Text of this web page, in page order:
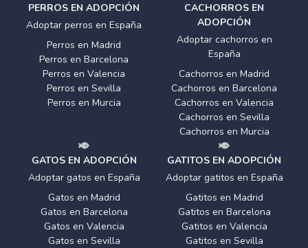
PERROS EN ADOPCIÓN
Adoptar perros en España
Perros en Madrid
Perros en Barcelona
Perros en Valencia
Perros en Sevilla
Perros en Murcia
CACHORROS EN
ADOPCIÓN
Adoptar cachorros en
España
Cachorros en Madrid
Cachorros en Barcelona
Cachorros en Valencia
Cachorros en Sevilla
Cachorros en Murcia
GATOS EN ADOPCIÓN
Adoptar gatos en España
Gatos en Madrid
Gatos en Barcelona
Gatos en Valencia
Gatos en Sevilla
GATITOS EN ADOPCIÓN
Adoptar gatitos en España
Gatitos en Madrid
Gatitos en Barcelona
Gatitos en Valencia
Gatitos en Sevilla